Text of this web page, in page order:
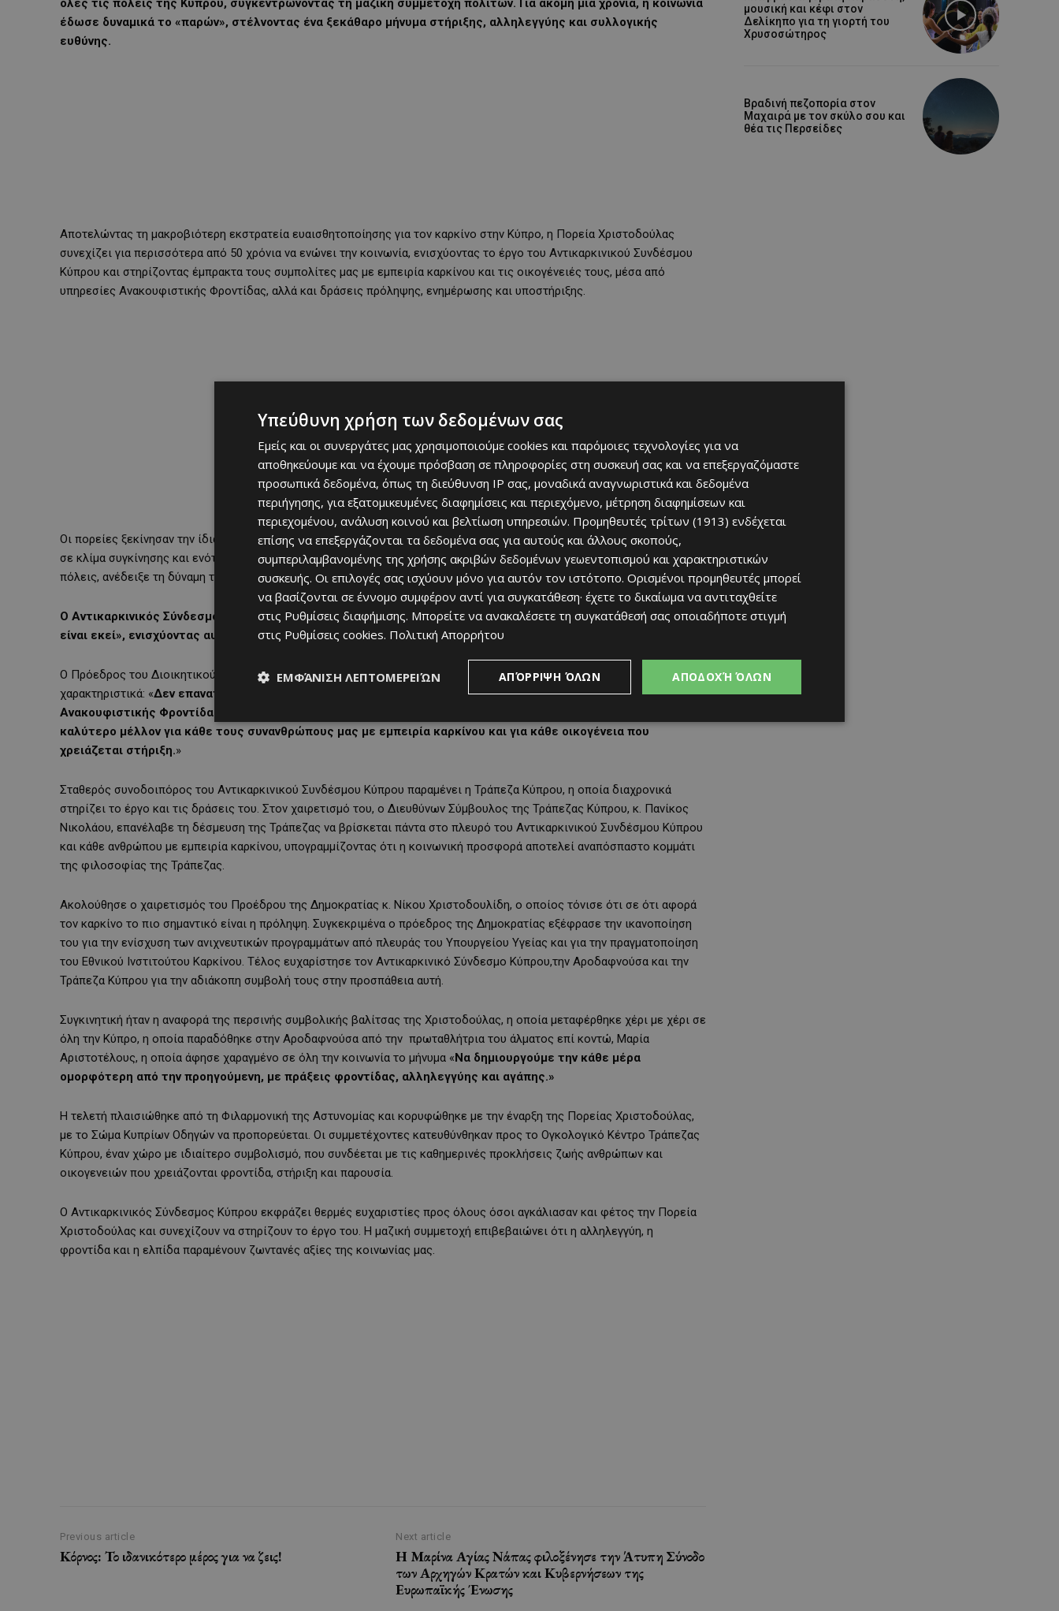
όλες τις πόλεις της Κύπρου, συγκεντρώνοντας τη μαζική συμμετοχή πολιτών. Για ακόμη μία χρονιά, η κοινωνία
έδωσε δυναμικά το «παρών», στέλνοντας ένα ξεκάθαρο μήνυμα στήριξης, αλληλεγγύης και συλλογικής
ευθύνης.
Αποτελώντας τη μακροβιότερη εκστρατεία ευαισθητοποίησης για τον καρκίνο στην Κύπρο, η Πορεία Χριστοδούλας
συνεχίζει για περισσότερα από 50 χρόνια να ενώνει την κοινωνία, ενισχύοντας το έργο του Αντικαρκινικού Συνδέσμου
Κύπρου και στηρίζοντας έμπρακτα τους συμπολίτες μας με εμπειρία καρκίνου και τις οικογένειές τους, μέσα από
υπηρεσίες Ανακουφιστικής Φροντίδας, αλλά και δράσεις πρόληψης, ενημέρωσης και υποστήριξης.
Οι πορείες ξεκίνησαν την ίδια ώρα σε κάθε πόλη, με επίκεντρο το Κέντρο Ανακουφιστικής Φροντίδας «Αροδαφνούσα»,
σε κλίμα συγκίνησης και ενότητας. Η παρουσία πολιτών, θεσμικών εκπροσώπων και οργανωμένων συνόλων σε όλες τις
πόλεις, ανέδειξε τη δύναμη της συλλογικότητας και της προσφοράς.
Ο Αντικαρκινικός Σύνδεσμος Κύπρου και η Τράπεζα Κύπρου κάλεσαν από τις αρχές Απριλίου την κοινωνία «να
είναι εκεί», ενισχύοντας αυτή την κορυφαία πρωτοβουλία στήριξης.
Ο Πρόεδρος του Διοικητικού Συμβουλίου του Αντικαρκινικού Συνδέσμου Κύπρου, κ. Αλέκος Σταμάτης, ανέφερε
χαρακτηριστικά: «Δεν επαναπαυόμαστε. Συνεχίζουμε να εξελισσόμαστε, με διεθνώς διαπιστευμένες υπηρεσίες
Ανακουφιστικής Φροντίδας και σε πλήρη συμμόρφωση με το νομοθετικό πλαίσιο, για να διασφαλίζουμε ένα
καλύτερο μέλλον για κάθε τους συνανθρώπους μας με εμπειρία καρκίνου και για κάθε οικογένεια που
χρειάζεται στήριξη.»
Σταθερός συνοδοιπόρος του Αντικαρκινικού Συνδέσμου Κύπρου παραμένει η Τράπεζα Κύπρου, η οποία διαχρονικά
στηρίζει το έργο και τις δράσεις του. Στον χαιρετισμό του, ο Διευθύνων Σύμβουλος της Τράπεζας Κύπρου, κ. Πανίκος
Νικολάου, επανέλαβε τη δέσμευση της Τράπεζας να βρίσκεται πάντα στο πλευρό του Αντικαρκινικού Συνδέσμου Κύπρου
και κάθε ανθρώπου με εμπειρία καρκίνου, υπογραμμίζοντας ότι η κοινωνική προσφορά αποτελεί αναπόσπαστο κομμάτι
της φιλοσοφίας της Τράπεζας.
Ακολούθησε ο χαιρετισμός του Προέδρου της Δημοκρατίας κ. Νίκου Χριστοδουλίδη, ο οποίος τόνισε ότι σε ότι αφορά
τον καρκίνο το πιο σημαντικό είναι η πρόληψη. Συγκεκριμένα ο πρόεδρος της Δημοκρατίας εξέφρασε την ικανοποίηση
του για την ενίσχυση των ανιχνευτικών προγραμμάτων από πλευράς του Υπουργείου Υγείας και για την πραγματοποίηση
του Εθνικού Ινστιτούτου Καρκίνου. Τέλος ευχαρίστησε τον Αντικαρκινικό Σύνδεσμο Κύπρου,την Αροδαφνούσα και την
Τράπεζα Κύπρου για την αδιάκοπη συμβολή τους στην προσπάθεια αυτή.
Συγκινητική ήταν η αναφορά της περσινής συμβολικής βαλίτσας της Χριστοδούλας, η οποία μεταφέρθηκε χέρι με χέρι σε
όλη την Κύπρο, η οποία παραδόθηκε στην Αροδαφνούσα από την πρωταθλήτρια του άλματος επί κοντώ, Μαρία
Αριστοτέλους, η οποία άφησε χαραγμένο σε όλη την κοινωνία το μήνυμα «Να δημιουργούμε την κάθε μέρα
ομορφότερη από την προηγούμενη, με πράξεις φροντίδας, αλληλεγγύης και αγάπης.»
Η τελετή πλαισιώθηκε από τη Φιλαρμονική της Αστυνομίας και κορυφώθηκε με την έναρξη της Πορείας Χριστοδούλας,
με το Σώμα Κυπρίων Οδηγών να προπορεύεται. Οι συμμετέχοντες κατευθύνθηκαν προς το Ογκολογικό Κέντρο Τράπεζας
Κύπρου, έναν χώρο με ιδιαίτερο συμβολισμό, που συνδέεται με τις καθημερινές προκλήσεις ζωής ανθρώπων και
οικογενειών που χρειάζονται φροντίδα, στήριξη και παρουσία.
Ο Αντικαρκινικός Σύνδεσμος Κύπρου εκφράζει θερμές ευχαριστίες προς όλους όσοι αγκάλιασαν και φέτος την Πορεία
Χριστοδούλας και συνεχίζουν να στηρίζουν το έργο του. Η μαζική συμμετοχή επιβεβαιώνει ότι η αλληλεγγύη, η
φροντίδα και η ελπίδα παραμένουν ζωντανές αξίες της κοινωνίας μας.
Previous article
Κόρνος: Το ιδανικότερο μέρος για να ζεις!
Next article
Η Μαρίνα Αγίας Νάπας φιλοξένησε την Άτυπη Σύνοδο
των Αρχηγών Κρατών και Κυβερνήσεων της
Ευρωπαϊκής Ένωσης
μουσική και κέφι στον
Δελίκηπο για τη γιορτή του
Χρυσοσώτηρος
Βραδινή πεζοπορία στον
Μαχαιρά με τον σκύλο σου και
θέα τις Περσείδες
Υπεύθυνη χρήση των δεδομένων σας
Εμείς και οι συνεργάτες μας χρησιμοποιούμε cookies και παρόμοιες τεχνολογίες για να
αποθηκεύουμε και να έχουμε πρόσβαση σε πληροφορίες στη συσκευή σας και να επεξεργαζόμαστε
προσωπικά δεδομένα, όπως τη διεύθυνση IP σας, μοναδικά αναγνωριστικά και δεδομένα
περιήγησης, για εξατομικευμένες διαφημίσεις και περιεχόμενο, μέτρηση διαφημίσεων και
περιεχομένου, ανάλυση κοινού και βελτίωση υπηρεσιών. Προμηθευτές τρίτων (1913) ενδέχεται
επίσης να επεξεργάζονται τα δεδομένα σας για αυτούς και άλλους σκοπούς,
συμπεριλαμβανομένης της χρήσης ακριβών δεδομένων γεωεντοπισμού και χαρακτηριστικών
συσκευής. Οι επιλογές σας ισχύουν μόνο για αυτόν τον ιστότοπο. Ορισμένοι προμηθευτές μπορεί
να βασίζονται σε έννομο συμφέρον αντί για συγκατάθεση· έχετε το δικαίωμα να αντιταχθείτε
στις Ρυθμίσεις διαφήμισης. Μπορείτε να ανακαλέσετε τη συγκατάθεσή σας οποιαδήποτε στιγμή
στις Ρυθμίσεις cookies. Πολιτική Απορρήτου
ΑΠΟΔΟΧΉ ΌΛΩΝ
ΑΠΌΡΡΙΨΗ ΌΛΩΝ
ΕΜΦΆΝΙΣΗ ΛΕΠΤΟΜΕΡΕΙΏΝ